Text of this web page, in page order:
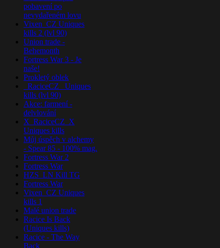
pobavení po
nevydařeném lovu
Vixen_CZ Uniques
kills 2 (lvl 90)
Union trade -
Behemonth
Fortress War 3 - Je
naše!
Prokletý oblek
_RaciceCZ_ Uniques
kills (lvl 90)
Akce: farmení -
delvlování
X_RaciceCZ_X
Uniques kills
Můj úspěch v alchemy
- Spear 85 - 100% mag.
Fortress War 2
Fortress War
HZS_LN Kill TG
Fortress War
Vixen_CZ Uniques
kills 1
Malé union trade
Racice Is Back
(Uniques kills)
Racice - The Way
Back